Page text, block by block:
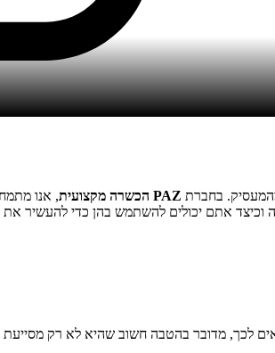
בחברת PAZ הכשרה מקצועית
, אנו
וכיצד אתם יכולים להשתמש בהן כדי להעשיר
לכך, מדובר בהטבה חשוב שהיא לא רק מסייעת